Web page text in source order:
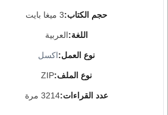
حجم الكتاب:3 ميغا بايت
اللغة:العربية
نوع العمل:اكسل
نوع الملف:ZIP
عدد القراءات:3214 مرة